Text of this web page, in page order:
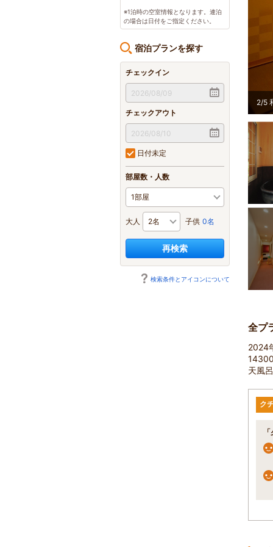
※1泊時の空室情報となります。連泊
の場合は日付をご指定ください。
宿泊プランを探す
チェックイン
チェックアウト
日付未定
部屋数・人数
大人 子供 0名
再検索
検索条件とアイコンについて
2/5
全プ
2024
天風
ク